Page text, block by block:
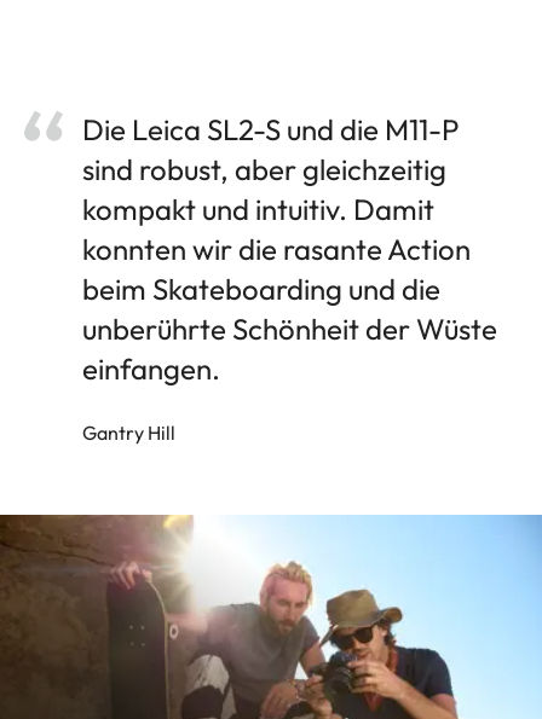
Die Leica SL2-S und die M11-P
sind robust, aber gleichzeitig
kompakt und intuitiv. Damit
konnten wir die rasante Action
beim Skateboarding und die
unberührte Schönheit der Wüste
einfangen.
Gantry Hill